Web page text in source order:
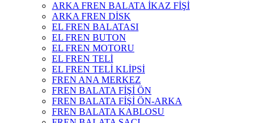
ARKA FREN BALATA İKAZ FİŞİ
ARKA FREN DİSK
EL FREN BALATASI
EL FREN BUTON
EL FREN MOTORU
EL FREN TELİ
EL FREN TELİ KLİPSİ
FREN ANA MERKEZ
FREN BALATA FİŞİ ÖN
FREN BALATA FİŞİ ÖN-ARKA
FREN BALATA KABLOSU